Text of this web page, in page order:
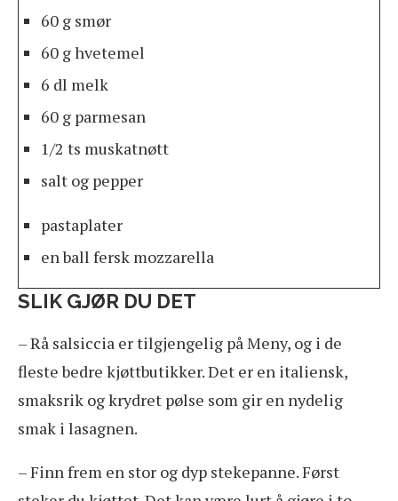
60 g smør
60 g hvetemel
6 dl melk
60 g parmesan
1/2 ts muskatnøtt
salt og pepper
pastaplater
en ball fersk mozzarella
SLIK GJØR DU DET
– Rå salsiccia er tilgjengelig på Meny, og i de
fleste bedre kjøttbutikker. Det er en italiensk,
smaksrik og krydret pølse som gir en nydelig
smak i lasagnen.
– Finn frem en stor og dyp stekepanne. Først